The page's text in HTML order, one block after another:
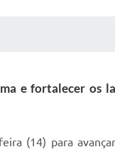
e fortalecer os
(14) para